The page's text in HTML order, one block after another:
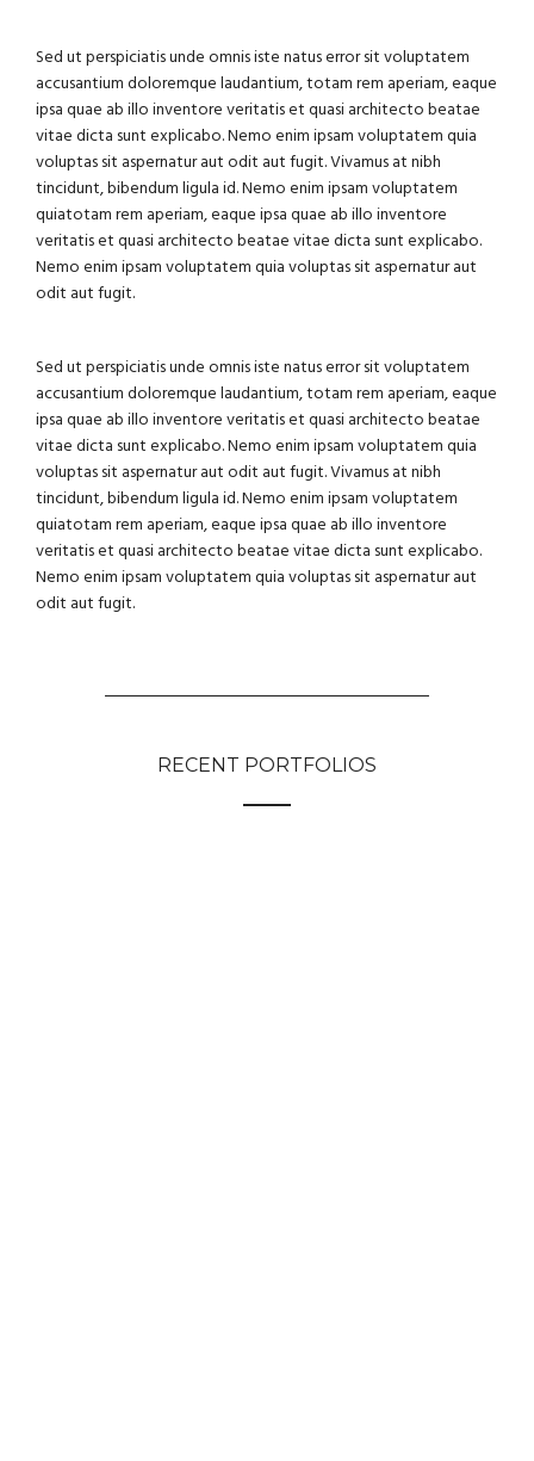
Sed ut perspiciatis unde omnis iste natus error sit voluptatem
accusantium doloremque laudantium, totam rem aperiam, eaque
ipsa quae ab illo inventore veritatis et quasi architecto beatae
vitae dicta sunt explicabo. Nemo enim ipsam voluptatem quia
voluptas sit aspernatur aut odit aut fugit. Vivamus at nibh
tincidunt, bibendum ligula id. Nemo enim ipsam voluptatem
quiatotam rem aperiam, eaque ipsa quae ab illo inventore
veritatis et quasi architecto beatae vitae dicta sunt explicabo.
Nemo enim ipsam voluptatem quia voluptas sit aspernatur aut
odit aut fugit.
Sed ut perspiciatis unde omnis iste natus error sit voluptatem
accusantium doloremque laudantium, totam rem aperiam, eaque
ipsa quae ab illo inventore veritatis et quasi architecto beatae
vitae dicta sunt explicabo. Nemo enim ipsam voluptatem quia
voluptas sit aspernatur aut odit aut fugit. Vivamus at nibh
tincidunt, bibendum ligula id. Nemo enim ipsam voluptatem
quiatotam rem aperiam, eaque ipsa quae ab illo inventore
veritatis et quasi architecto beatae vitae dicta sunt explicabo.
Nemo enim ipsam voluptatem quia voluptas sit aspernatur aut
odit aut fugit.
RECENT PORTFOLIOS